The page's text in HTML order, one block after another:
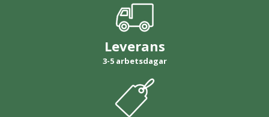
Leverans
3-5 arbetsdagar